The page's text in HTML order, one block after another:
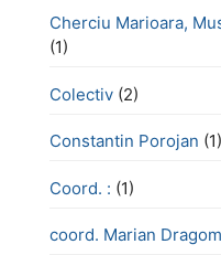
Cherciu Marioara,
(1)
Colectiv (2)
Constantin Porojan (1)
Coord. : (1)
coord. Marian